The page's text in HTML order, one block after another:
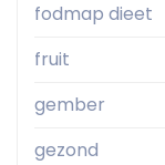
fodmap dieet
fruit
gember
gezond